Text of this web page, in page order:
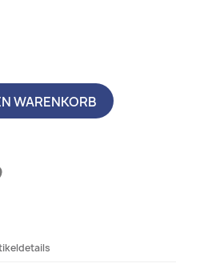
WARENKORB